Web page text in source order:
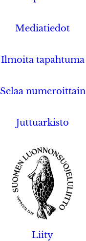
Mediatiedot
Ilmoita tapahtuma
Selaa numeroittain
Juttuarkisto
Liity